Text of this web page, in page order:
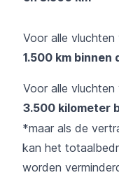
Voor alle vluchten
1.500 km binnen
Voor alle vluchten
3.500 kilometer
*maar als de
kan het
worden